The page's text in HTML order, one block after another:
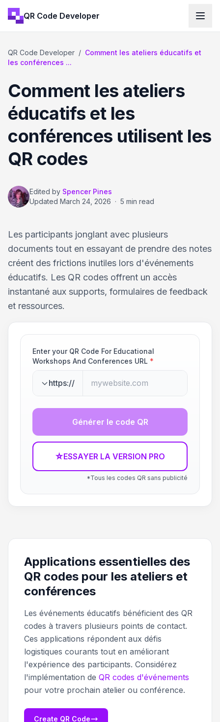
QR Code Developer
QR Code Developer / Comment les ateliers éducatifs et
les conférences ...
Comment les ateliers
éducatifs et les
conférences utilisent les
QR codes
Edited by Spencer Pines
Updated March 24, 2026 · 5 min read
Les participants jonglant avec plusieurs
documents tout en essayant de prendre des notes
créent des frictions inutiles lors d'événements
éducatifs. Les QR codes offrent un accès
instantané aux supports, formulaires de feedback
et ressources.
Enter your QR Code For Educational
Workshops And Conferences URL *
https://
Générer le code QR
☆ESSAYER LA VERSION PRO
*Tous les codes QR sans publicité
Applications essentielles des
QR codes pour les ateliers et
conférences
Les événements éducatifs bénéficient des QR
codes à travers plusieurs points de contact.
Ces applications répondent aux défis
logistiques courants tout en améliorant
l'expérience des participants. Considérez
l'implémentation de QR codes d'événements
pour votre prochain atelier ou conférence.
Create QR Code